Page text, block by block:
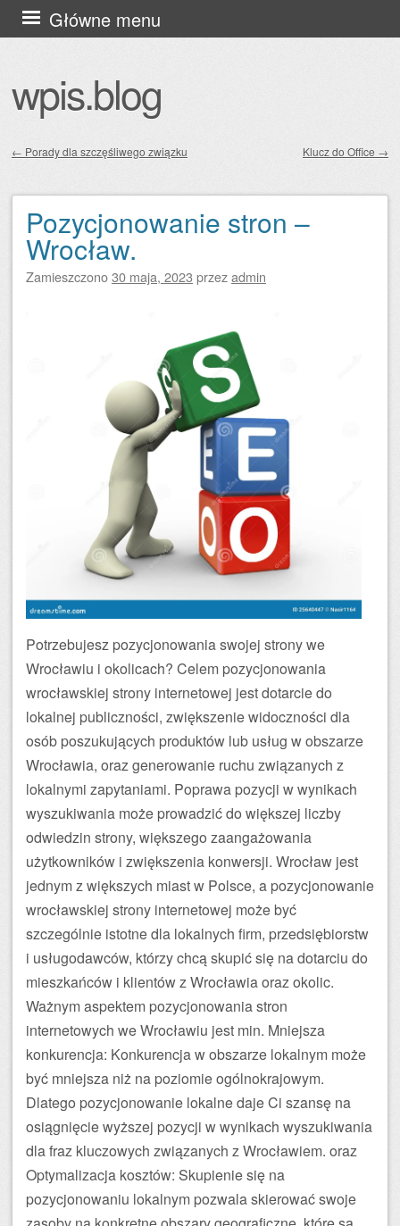
wpis.blog
Główne menu
Przejdź
do
← Porady dla szczęśliwego związku Klucz do Office →
Pozycjonowanie stron –
Wrocław.
Zamieszczono30 maja, 2023 przezadmin
Potrzebujesz pozycjonowania swojej strony we
Wrocławiu i okolicach? Celem pozycjonowania
wrocławskiej strony internetowej jest dotarcie do
lokalnej publiczności, zwiększenie widoczności dla
osób poszukujących produktów lub usług w obszarze
Wrocławia, oraz generowanie ruchu związanych z
lokalnymi zapytaniami. Poprawa pozycji w wynikach
wyszukiwania może prowadzić do większej liczby
odwiedzin strony, większego zaangażowania
użytkowników i zwiększenia konwersji. Wrocław jest
jednym z większych miast w Polsce, a pozycjonowanie
wrocławskiej strony internetowej może być
szczególnie istotne dla lokalnych firm, przedsiębiorstw
i usługodawców, którzy chcą skupić się na dotarciu do
mieszkańców i klientów z Wrocławia oraz okolic.
Ważnym aspektem pozycjonowania stron
internetowych we Wrocławiu jest min. Mniejsza
konkurencja: Konkurencja w obszarze lokalnym może
być mniejsza niż na poziomie ogólnokrajowym.
Dlatego pozycjonowanie lokalne daje Ci szansę na
osiągnięcie wyższej pozycji w wynikach wyszukiwania
dla fraz kluczowych związanych z Wrocławiem. oraz
Optymalizacja kosztów: Skupienie się na
pozycjonowaniu lokalnym pozwala skierować swoje